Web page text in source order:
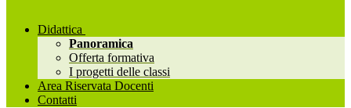
Didattica
Panoramica
Offerta formativa
I progetti delle classi
Area Riservata Docenti
Contatti